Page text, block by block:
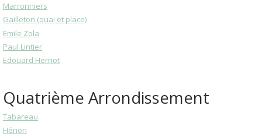
Marronniers
Gailleton (quai et place)
Emile Zola
Paul Lintier
Edouard Herriot
Quatrième Arrondissement
Tabareau
Hénon